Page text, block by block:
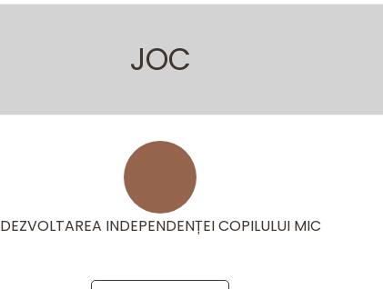
JOC
DEZVOLTAREA INDEPENDENȚEI COPILULUI MIC